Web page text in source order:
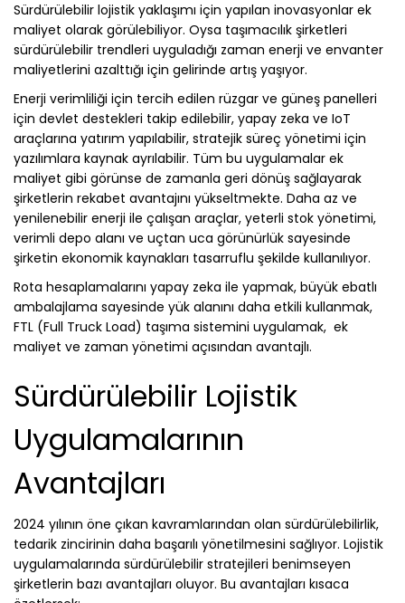
Sürdürülebilir lojistik yaklaşımı için yapılan inovasyonlar ek
maliyet olarak görülebiliyor. Oysa taşımacılık şirketleri
sürdürülebilir trendleri uyguladığı zaman enerji ve envanter
maliyetlerini azalttığı için gelirinde artış yaşıyor.
Enerji verimliliği için tercih edilen rüzgar ve güneş panelleri
için devlet destekleri takip edilebilir, yapay zeka ve IoT
araçlarına yatırım yapılabilir, stratejik süreç yönetimi için
yazılımlara kaynak ayrılabilir. Tüm bu uygulamalar ek
maliyet gibi görünse de zamanla geri dönüş sağlayarak
şirketlerin rekabet avantajını yükseltmekte. Daha az ve
yenilenebilir enerji ile çalışan araçlar, yeterli stok yönetimi,
verimli depo alanı ve uçtan uca görünürlük sayesinde
şirketin ekonomik kaynakları tasarruflu şekilde kullanılıyor.
Rota hesaplamalarını yapay zeka ile yapmak, büyük ebatlı
ambalajlama sayesinde yük alanını daha etkili kullanmak,
FTL (Full Truck Load) taşıma sistemini uygulamak, ek
maliyet ve zaman yönetimi açısından avantajlı.
Sürdürülebilir Lojistik
Uygulamalarının
Avantajları
2024 yılının öne çıkan kavramlarından olan sürdürülebilirlik,
tedarik zincirinin daha başarılı yönetilmesini sağlıyor. Lojistik
uygulamalarında sürdürülebilir stratejileri benimseyen
şirketlerin bazı avantajları oluyor. Bu avantajları kısaca